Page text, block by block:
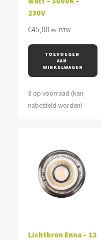
230V
€45,00 ex. BTW
TOEVOEGEN
AAN
WINKELWAGEN
3 op voorraad (kan
nabesteld worden)
Lichtbron Enna – 12